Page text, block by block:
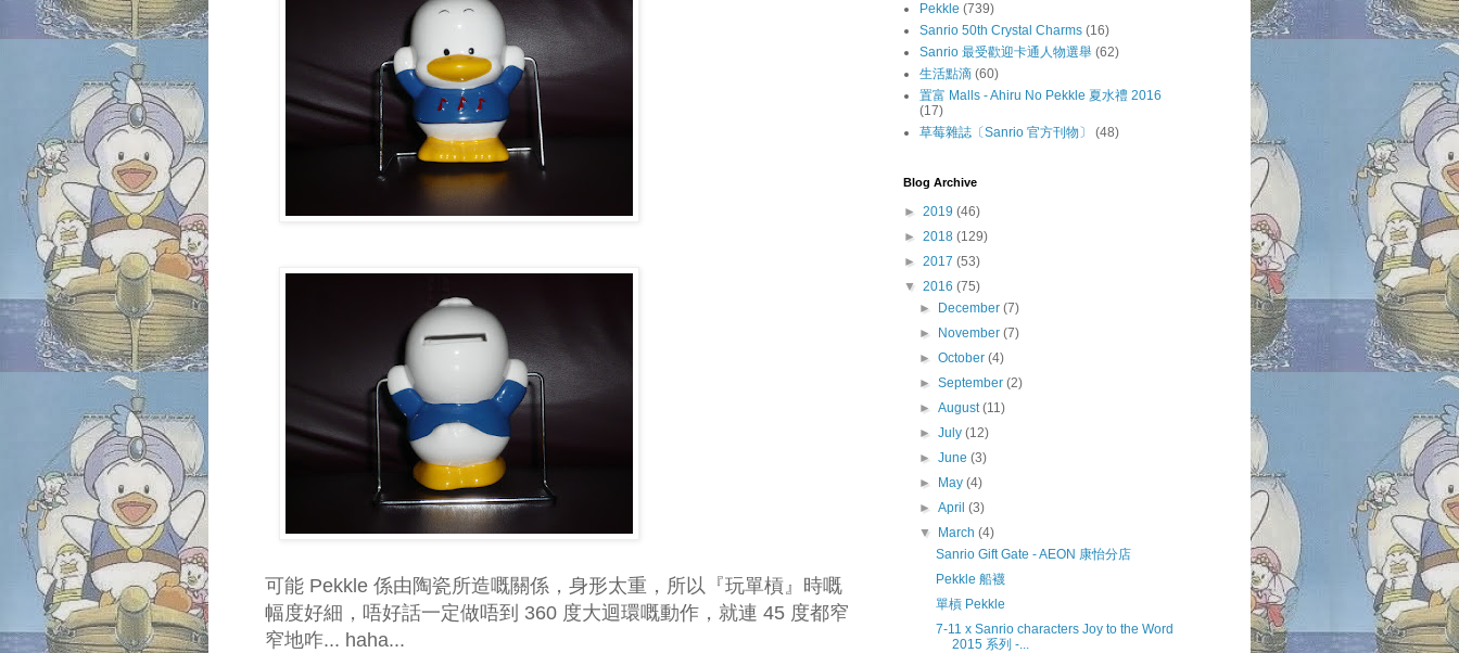
可能 Pekkle 係由陶瓷所造嘅關係，身形太重，所以『玩單槓』時嘅
幅度好細，唔好話一定做唔到 360 度大迴環嘅動作，就連 45 度都窄
窄地咋... haha...
Pekkle (739)
Sanrio 50th Crystal Charms (16)
Sanrio 最受歡迎卡通人物選舉 (62)
生活點滴 (60)
置富 Malls - Ahiru No Pekkle 夏水禮 2016
(17)
草莓雜誌〔Sanrio 官方刊物〕
(48)
Blog Archive
► 2019 (46)
► 2018 (129)
► 2017 (53)
▼ 2016 (75)
►
December(7)
►
November(7)
►October(4)
►September(2)
►August(11)
►July(12)
►June(3)
►
May(4)
►April(3)
▼
March(4)
Sanrio Gift Gate - AEON 康怡分店
Pekkle 船襪
單槓 Pekkle
7-11 x Sanrio characters Joy to the Word
2015 系列 -...